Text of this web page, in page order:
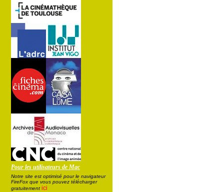
Pour les utilisateurs de Mac
Notre site est optimisé pour le navigateur
FireFox que vous pouvez télécharger
gratuitement ici